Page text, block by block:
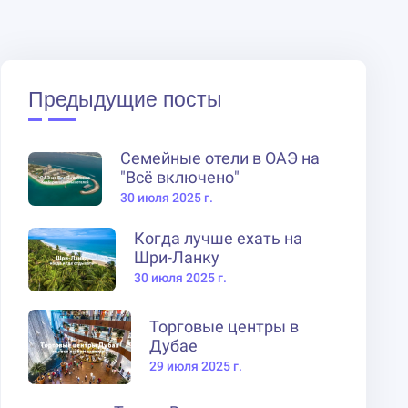
Предыдущие посты
Семейные отели в ОАЭ на
"Всё включено"
30 июля 2025 г.
Когда лучше ехать на
Шри-Ланку
30 июля 2025 г.
Торговые центры в
Дубае
29 июля 2025 г.